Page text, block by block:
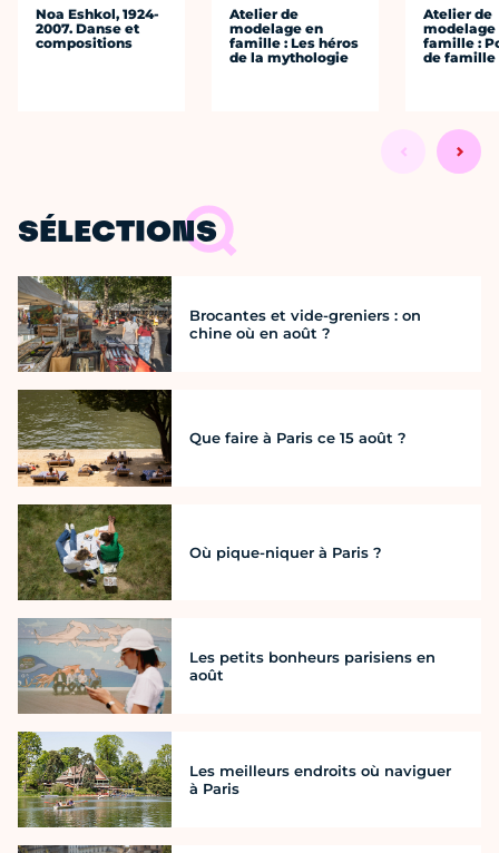
Noa Eshkol, 1924-
2007. Danse et
compositions
Atelier de
modelage en
famille : Les héros
de la mythologie
Atelier de
modelage
famille :
de famille
SÉLECTIONS
Brocantes et vide-greniers : on
chine où en août ?
Que faire à Paris ce 15 août ?
Où pique-niquer à Paris ?
Les petits bonheurs parisiens en
août
Les meilleurs endroits où naviguer
à Paris